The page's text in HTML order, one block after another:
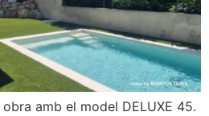
amb el model DELUXE 45.